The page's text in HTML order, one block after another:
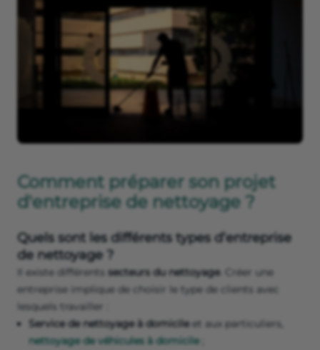
Comment préparer son projet
d'entreprise de nettoyage ?
Quels sont les différents types d’entreprise
de nettoyage ?
Il existe différents secteurs du nettoyage. Créer une
entreprise implique de choisir le type de clients avec
lesquels travailler :
Service de nettoyage à domicileet aux particuliers,
nettoyage de véhicules à domicile;